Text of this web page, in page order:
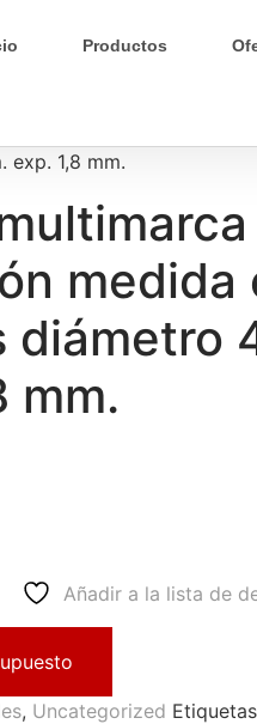
Productos
1,8 mm.
medida
diámetro
mm.
Añadir a la lista de
, Uncategorized